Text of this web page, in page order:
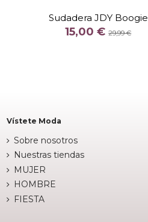
Sudadera JDY Boogie
15,00 €29,99 €
COLOR
Vístete Moda
Sobre nosotros
Nuestras tiendas
MUJER
HOMBRE
FIESTA